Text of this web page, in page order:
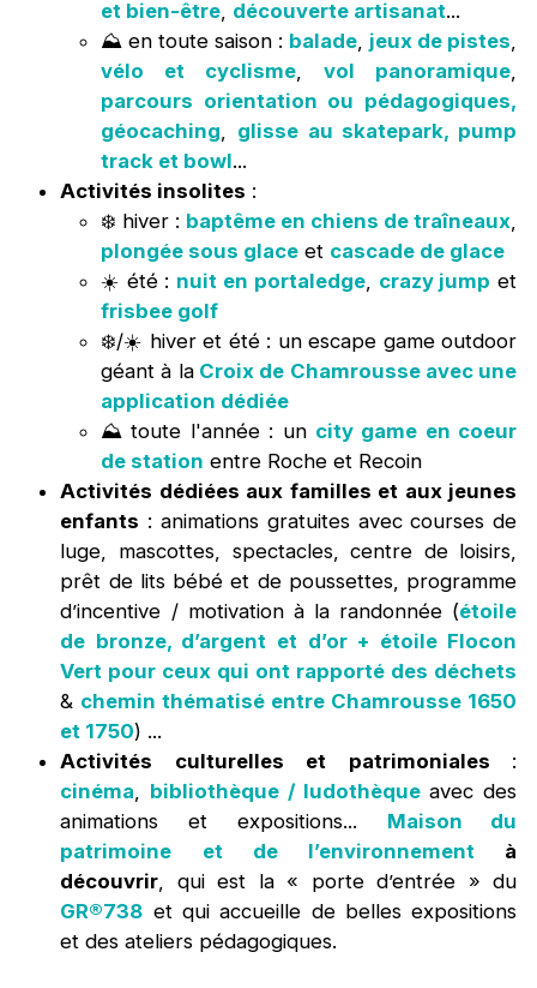
et bien-être, découverte artisanat...
⛰️ en toute saison : balade, jeux de pistes,
vélo et cyclisme,vol panoramique,
parcours orientation ou pédagogiques,
géocaching, glisse au skatepark, pump
track et bowl...
Activités insolites :
❄️ hiver : baptême en chiens de traîneaux,
plongée sous glaceet cascade de glace
☀️ été : nuit en portaledge, crazy jump et
frisbee golf
❄️/☀️ hiver et été : un escape game outdoor
géant à laCroix de Chamrousse avec une
application dédiée
⛰️ toute l'année : un city game en coeur
de station entre Roche et Recoin
Activités dédiées aux familles et aux jeunes
enfants : animations gratuites avec courses de
luge, mascottes, spectacles, centre de loisirs,
prêt de lits bébé et de poussettes, programme
d’incentive / motivation à la randonnée (étoile
de bronze, d’argent et d’or + étoile Flocon
Vert pour ceux qui ont rapporté des déchets
& chemin thématisé entre Chamrousse 1650
et 1750) ...
Activités culturelles et patrimoniales :
cinéma, bibliothèque / ludothèqueavec des
animations et expositions... Maison du
patrimoine et de l’environnement à
découvrir, qui est la « porte d’entrée » du
GR®738 et qui accueille de belles expositions
et des ateliers pédagogiques.